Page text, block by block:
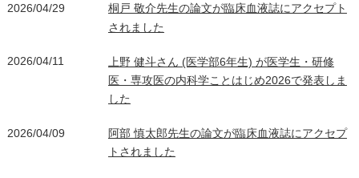
2026/04/29
桐戸 敬介先生の論文が臨床血液誌にアクセプト
されました
2026/04/11
上野 健斗さん (医学部6年生) が医学生・研修
医・専攻医の内科学ことはじめ2026で発表しま
した
2026/04/09
阿部 慎太郎先生の論文が臨床血液誌にアクセプ
トされました